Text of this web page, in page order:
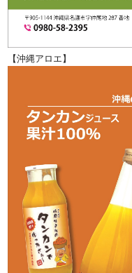
【沖縄アロエ】